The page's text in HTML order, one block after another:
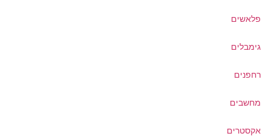
פלאשים
גימבלים
רחפנים
מחשבים
אקסטרים